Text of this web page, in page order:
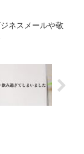
ネスメールや敬